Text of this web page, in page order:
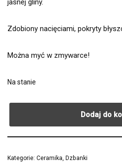
jasnej gliny.
Zdobiony nacięciami, pokryty
Można myć w zmywarce!
Na stanie
Dodaj do
Kategorie: Ceramika, Dzbanki